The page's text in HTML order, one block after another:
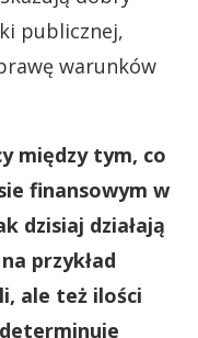
publicznej,
warunków
między tym, co
finansowym w
dzisiaj działają
przykład
ale też ilości